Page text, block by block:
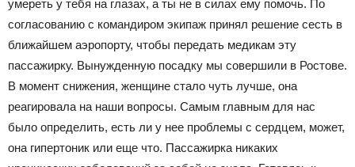
умереть у тебя на глазах, а ты не в силах ему помочь. По
согласованию с командиром экипаж принял решение сесть в
ближайшем аэропорту, чтобы передать медикам эту
пассажирку. Вынужденную посадку мы совершили в Ростове.
В момент снижения, женщине стало чуть лучше, она
реагировала на наши вопросы. Самым главным для нас
было определить, есть ли у нее проблемы с сердцем, может,
она гипертоник или еще что. Пассажирка никаких